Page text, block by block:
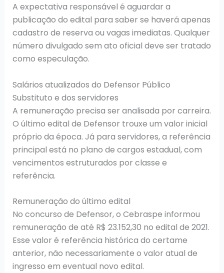
A expectativa responsável é aguardar a
publicação do edital para saber se haverá apenas
cadastro de reserva ou vagas imediatas. Qualquer
número divulgado sem ato oficial deve ser tratado
como especulação.
Salários atualizados do Defensor Público
Substituto e dos servidores
A remuneração precisa ser analisada por carreira.
O último edital de Defensor trouxe um valor inicial
próprio da época. Já para servidores, a referência
principal está no plano de cargos estadual, com
vencimentos estruturados por classe e
referência.
Remuneração do último edital
No concurso de Defensor, o Cebraspe informou
remuneração de até R$ 23.152,30 no edital de 2021.
Esse valor é referência histórica do certame
anterior, não necessariamente o valor atual de
ingresso em eventual novo edital.